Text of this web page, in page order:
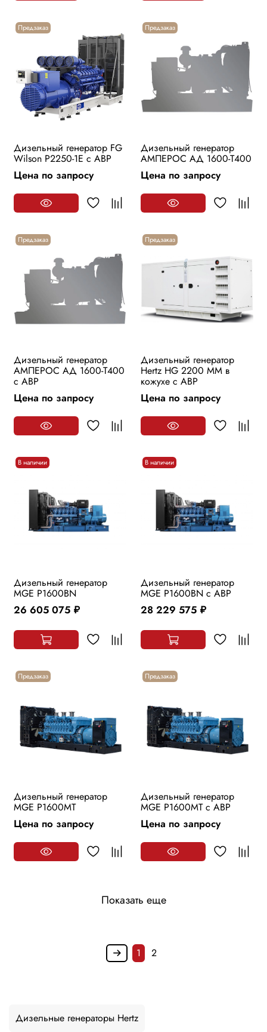
Предзаказ
Дизельный генератор FG
Wilson P2250-1E с АВР
Цена по запросу
Предзаказ
Дизельный генератор
АМПЕРОС АД 1600-Т400
Цена по запросу
Предзаказ
Дизельный генератор
АМПЕРОС АД 1600-Т400
с АВР
Цена по запросу
Предзаказ
Дизельный генератор
Hertz HG 2200 MM в
кожухе с АВР
Цена по запросу
В наличии
Дизельный генератор
MGE P1600BN
26 605 075 руб.
В наличии
Дизельный генератор
MGE P1600BN с АВР
28 229 575 руб.
Предзаказ
Дизельный генератор
MGE P1600MT
Цена по запросу
Предзаказ
Дизельный генератор
MGE P1600MT с АВР
Цена по запросу
Показать еще
1 2
Дизельные генераторы Hertz